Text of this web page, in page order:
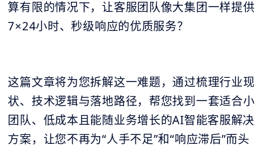
算有限的情况下，让客服团队像大集团一样提供
7×24小时、秒级响应的优质服务？
这篇文章将为您拆解这一难题，通过梳理行业现
状、技术逻辑与落地路径，帮您找到一套适合小
团队、低成本且能随业务增长的AI智能客服解决
方案，让您不再为“人手不足”和“响应滞后”而头